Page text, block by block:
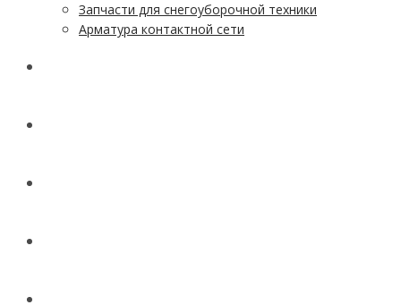
Запчасти для снегоуборочной техники
Арматура контактной сети